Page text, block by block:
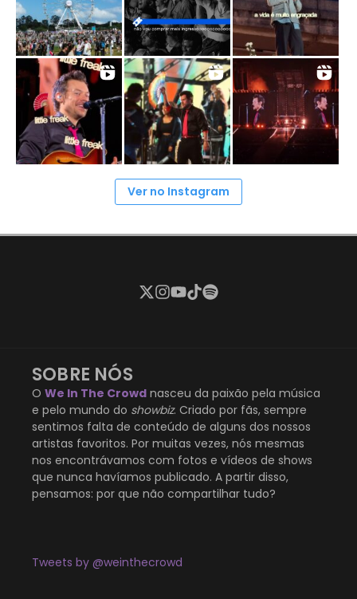
Ver no Instagram
SOBRE NÓS
O We In The Crowd nasceu da paixão pela música
e pelo mundo do showbiz. Criado por fãs, sempre
sentimos falta de conteúdo de alguns dos nossos
artistas favoritos. Por muitas vezes, nós mesmas
nos encontrávamos com fotos e vídeos de shows
que nunca havíamos publicado. A partir disso,
pensamos: por que não compartilhar tudo?
Tweets by @weinthecrowd